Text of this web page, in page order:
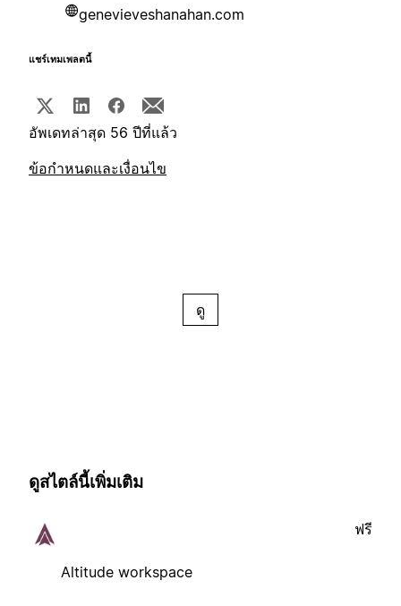
genevieveshanahan.com
แชร์เทมเพลตนี้
อัพเดทล่าสุด 56 ปีที่แล้ว
ข้อกำหนดและเงื่อนไข
ดู
ดูสไตล์นี้เพิ่มเติม
Altitude workspace
ฟรี